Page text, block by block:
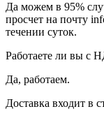
Да можем в 95%
просчет на почту
течении суток.
Работаете ли вы с
Да, работаем.
Доставка входит в